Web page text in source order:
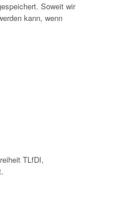
Soweit wir
kann, wenn
TLfDI,